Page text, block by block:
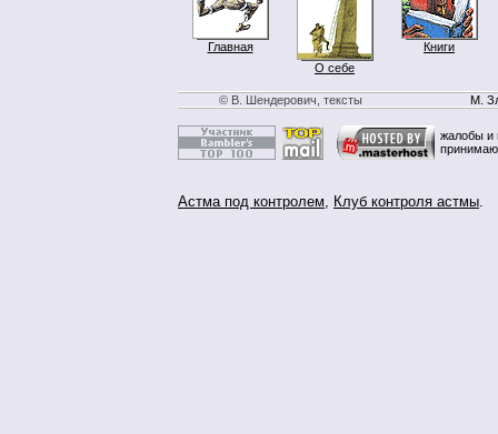
Главная
О себе
Книги
© В. Шендерович, тексты М.
жалобы и
Астма под контролем, Клуб контроля астмы.